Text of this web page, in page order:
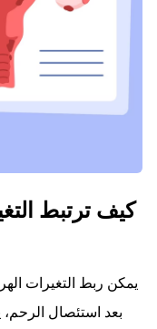
كيف ترتبط
يمكن ربط التغيرات
بعد استئصال